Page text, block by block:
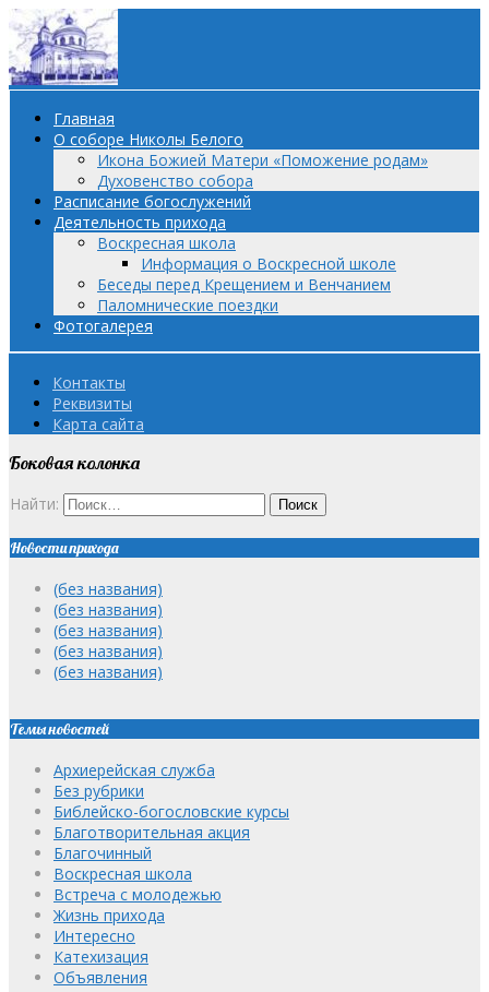
Главная
О соборе Николы Белого
Икона Божией Матери «Поможение родам»
Духовенство собора
Расписание богослужений
Деятельность прихода
Воскресная школа
Информация о Воскресной школе
Беседы перед Крещением и Венчанием
Паломнические поездки
Фотогалерея
Контакты
Реквизиты
Карта сайта
Боковая колонка
Найти:
Новости прихода
(без названия)
(без названия)
(без названия)
(без названия)
(без названия)
Темы новостей
Архиерейская служба
Без рубрики
Библейско-богословские курсы
Благотворительная акция
Благочинный
Воскресная школа
Встреча с молодежью
Жизнь прихода
Интересно
Катехизация
Объявления